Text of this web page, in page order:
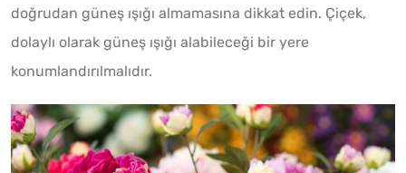
doğrudan güneş ışığı almamasına dikkat edin. Çiçek,
dolaylı olarak güneş ışığı alabileceği bir yere
konumlandırılmalıdır.